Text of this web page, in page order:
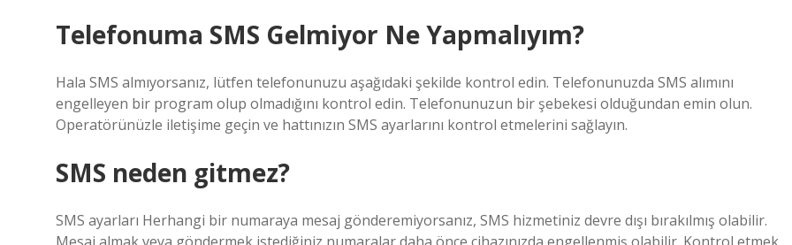
Telefonuma SMS Gelmiyor Ne Yapmalıyım?
Hala SMS almıyorsanız, lütfen telefonunuzu aşağıdaki şekilde kontrol edin. Telefonunuzda SMS alımını
engelleyen bir program olup olmadığını kontrol edin. Telefonunuzun bir şebekesi olduğundan emin olun.
Operatörünüzle iletişime geçin ve hattınızın SMS ayarlarını kontrol etmelerini sağlayın.
SMS neden gitmez?
SMS ayarları Herhangi bir numaraya mesaj gönderemiyorsanız, SMS hizmetiniz devre dışı bırakılmış olabilir.